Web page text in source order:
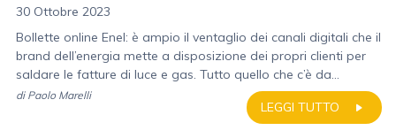
30 Ottobre 2023
Bollette online Enel: è ampio il ventaglio dei canali digitali che il
brand dell’energia mette a disposizione dei propri clienti per
saldare le fatture di luce e gas. Tutto quello che c’è da...
LEGGI TUTTO
di Paolo Marelli